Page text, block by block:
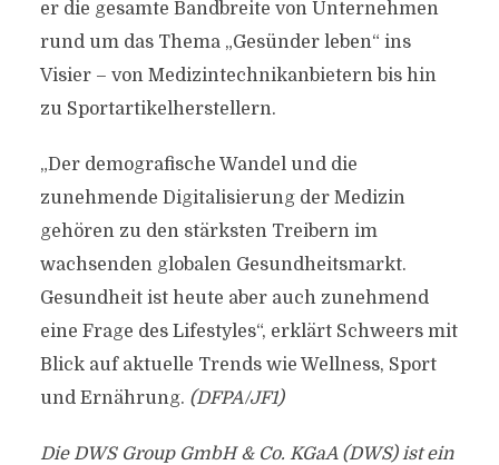
er die gesamte Bandbreite von Unternehmen
rund um das Thema „Gesünder leben“ ins
Visier – von Medizintechnikanbietern bis hin
zu Sportartikelherstellern.
„Der demografische Wandel und die
zunehmende Digitalisierung der Medizin
gehören zu den stärksten Treibern im
wachsenden globalen Gesundheitsmarkt.
Gesundheit ist heute aber auch zunehmend
eine Frage des Lifestyles“, erklärt Schweers mit
Blick auf aktuelle Trends wie Wellness, Sport
und Ernährung. (DFPA/JF1)
Die DWS Group GmbH & Co. KGaA (DWS) ist ein